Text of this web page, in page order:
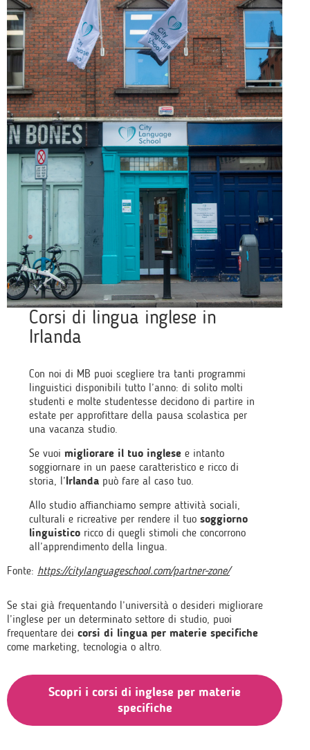
Corsi di lingua inglese in
Irlanda
Con noi di MB puoi scegliere tra tanti programmi
linguistici disponibili tutto l’anno: di solito molti
studenti e molte studentesse decidono di partire in
estate per approfittare della pausa scolastica per
una vacanza studio.
Se vuoi migliorare il tuo inglesee intanto
soggiornare in un paese caratteristico e ricco di
storia, l’Irlandapuò fare al caso tuo.
Allo studio affianchiamo sempre attività sociali,
culturali e ricreative per rendere il tuo soggiorno
linguisticoricco di quegli stimoli che concorrono
all’apprendimento della lingua.
Fonte: https://citylanguageschool.com/partner-zone/
Se stai già frequentando l’università o desideri migliorare
l’inglese per un determinato settore di studio, puoi
frequentare dei corsi di lingua per materie specifiche
come marketing, tecnologia o altro.
Scopri i corsi di inglese per materie
specifiche